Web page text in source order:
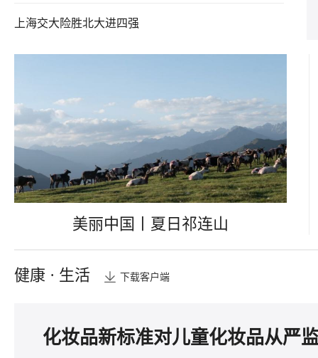
上海交大险胜北大进四强
美丽中国丨夏日祁连山
健康 · 生活 下载客户端
化妆品新标准对儿童化妆品从严